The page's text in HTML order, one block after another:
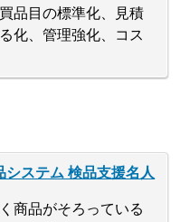
品目の標準化、見積
化、管理強化、コス
システム 検品支援名人
商品がそろっている